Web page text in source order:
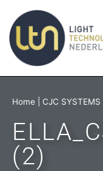
Home CJC SYSTEMS
(2)